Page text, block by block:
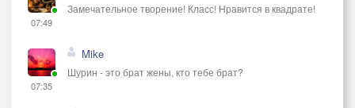
07:49
Замечательное творение! Класс! Нравится в квадрате!
07:35
Mike
Шурин - это брат жены, кто тебе брат?